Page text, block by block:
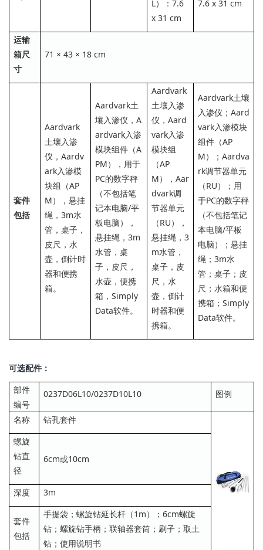
L）：7.6
x 31 cm
7.6 x 31 cm
运输
箱尺
寸
71 × 43 × 18 cm
套件
包括
Aardvark
土壤入渗
仪，Aardv
ark入渗模
块组（AP
M），悬挂
绳，3m水
管，桌子，
皮尺，水
壶，倒计时
器和便携
箱。
Aardvark土
壤入渗仪，A
ardvark入渗
模块组件（A
PM），用于
PC的数字秤
（不包括笔
记本电脑/平
板电脑），
悬挂绳，3m
水管，桌
子，皮尺，
水壶，便携
箱，Simply
Data软件。
Aardvark
土壤入渗
仪，Aard
vark入渗
模块组
（AP
M），Aar
dvark调
节器单元
（RU），
悬挂绳，3
m水管，
桌子，皮
尺，水
壶，倒计
时器和便
携箱。
Aardvark土壤
入渗仪；Aard
vark入渗模块
组件（AP
M）；Aardva
rk调节器单元
（RU）；用
于PC的数字秤
（不包括笔记
本电脑/平板
电脑）；悬挂
绳；3m水
管；桌子；皮
尺；水箱和便
携箱；Simply
Data软件。
可选配件：
部件
编号
0237D06L10/0237D10L10 图例
名称
钻孔套件
螺旋
钻直
径
6cm或10cm
深度 3m
套件
包括
手提袋；螺旋钻延长杆（1m）；6cm螺旋
钻；螺旋钻手柄；联轴器套筒；刷子；取土
钻；使用说明书